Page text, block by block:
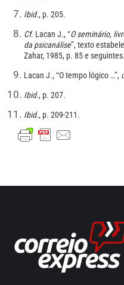
Ibid., p. 205.
Cf. Lacan J., “O seminário,
da psicanálise”, texto
Zahar, 1985, p. 85 e seguintes.
Lacan J., “O tempo lógico …”,
Ibid., p. 207.
Ibid., p. 209-211.